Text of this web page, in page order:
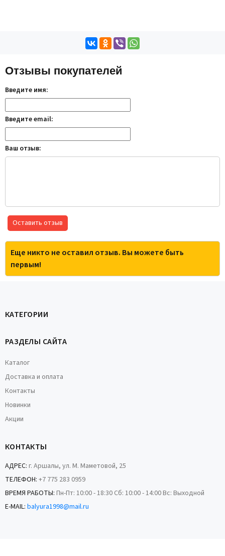
Отзывы покупателей
Введите имя:
Введите email:
Ваш отзыв:
Оставить отзыв
Еще никто не оставил отзыв. Вы можете быть
первым!
КАТЕГОРИИ
РАЗДЕЛЫ САЙТА
Каталог
Доставка и оплата
Контакты
Новинки
Акции
КОНТАКТЫ
АДРЕС: г. Аршалы, ул. М. Маметовой, 25
ТЕЛЕФОН: +7 775 283 0959
ВРЕМЯ РАБОТЫ: Пн-Пт: 10:00 - 18:30 Сб: 10:00 - 14:00 Вс: Выходной
E-MAIL: balyura1998@mail.ru